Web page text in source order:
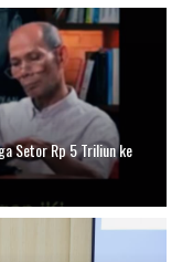
Setor Rp 5 Triliun ke